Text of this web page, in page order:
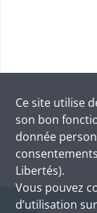
Ce site utilise
son bon
donnée
Libertés).
Vous pouvez
d’utilisation